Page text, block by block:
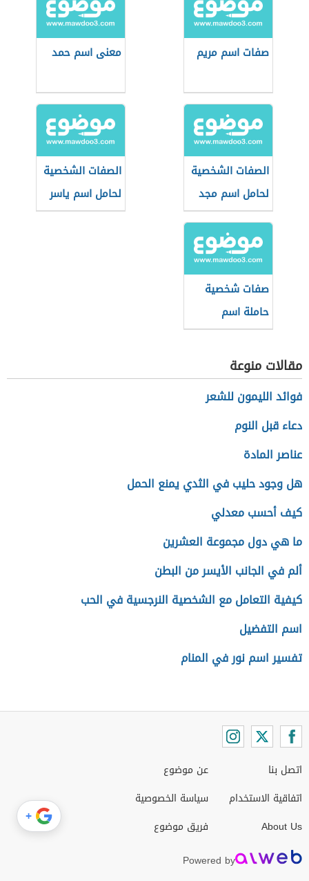
صفات اسم مريم معنى اسم حمد
الصفات الشخصية
لحامل اسم مجد
الصفات الشخصية
لحامل اسم ياسر
صفات شخصية
حاملة اسم
عواطف
مقالات منوعة
فوائد الليمون للشعر
دعاء قبل النوم
عناصر المادة
هل وجود حليب في الثدي يمنع الحمل
كيف أحسب معدلي
ما هي دول مجموعة العشرين
ألم في الجانب الأيسر من البطن
كيفية التعامل مع الشخصية النرجسية في الحب
اسم التفضيل
تفسير اسم نور في المنام
اتصل بنا
اتفاقية الاستخدام
About Us
عن موضوع
سياسة الخصوصية
فريق موضوع
Powered by
+